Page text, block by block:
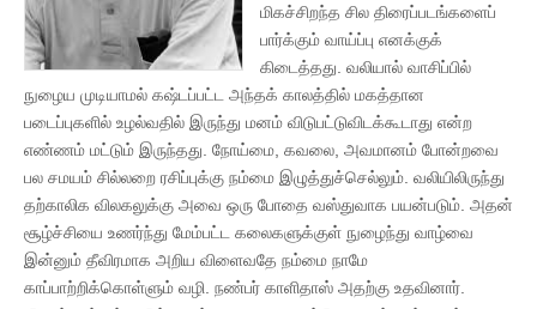
மிகச்சிறந்த சில திரைப்படங்களைப்
பார்க்கும் வாய்ப்பு எனக்குக்
கிடைத்தது. வலியால் வாசிப்பில்
நுழைய முடியாமல் கஷ்டப்பட்ட அந்தக் காலத்தில் மகத்தான
படைப்புகளில் உழல்வதில் இருந்து மனம் விடுபட்டுவிடக்கூடாது என்ற
எண்ணம் மட்டும் இருந்தது. நோய்மை, கவலை, அவமானம் போன்றவை
பல சமயம் சில்லறை ரசிப்புக்கு நம்மை இழுத்துச்செல்லும். வலியிலிருந்து
தற்காலிக விலகலுக்கு அவை ஒரு போதை வஸ்துவாக பயன்படும். அதன்
சூழ்ச்சியை உணர்ந்து மேம்பட்ட கலைகளுக்குள் நுழைந்து வாழ்வை
இன்னும் தீவிரமாக அறிய விளைவதே நம்மை நாமே
காப்பாற்றிக்கொள்ளும் வழி. நண்பர் காளிதாஸ் அதற்கு உதவினார்.